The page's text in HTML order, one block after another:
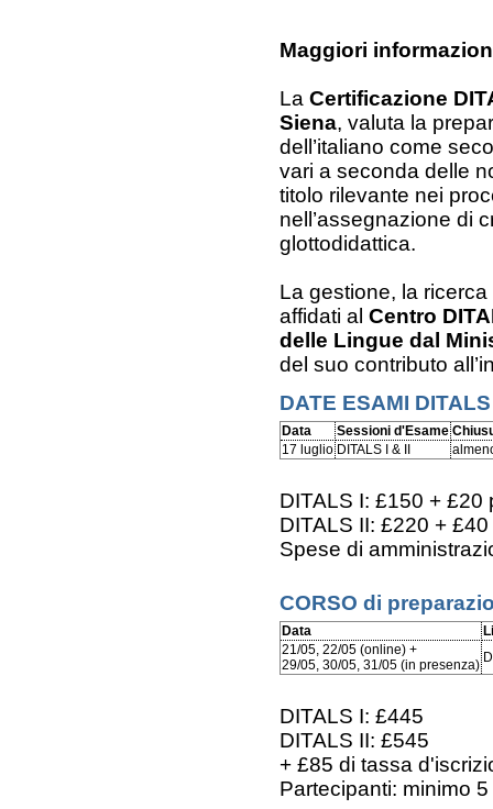
Maggiori
La Certificazione
Siena, valuta la
dell’italiano come
vari a seconda delle
titolo rilevante nei
nell’assegnazione di
glottodidattica.
La gestione, la
affidati al Centro
delle Lingue dal
del suo contributo
DATE ESAMI
Data Sessioni d'Esame
17 luglio DITALS I & II
DITALS I: £150 + £20
DITALS II: £220 +
Spese di
CORSO di
Data
21/05, 22/05 (online) +
29/05, 30/05, 31/05 (in presenza)
DITALS I: £445
DITALS II: £545
+ £85 di tassa
Partecipanti: minimo